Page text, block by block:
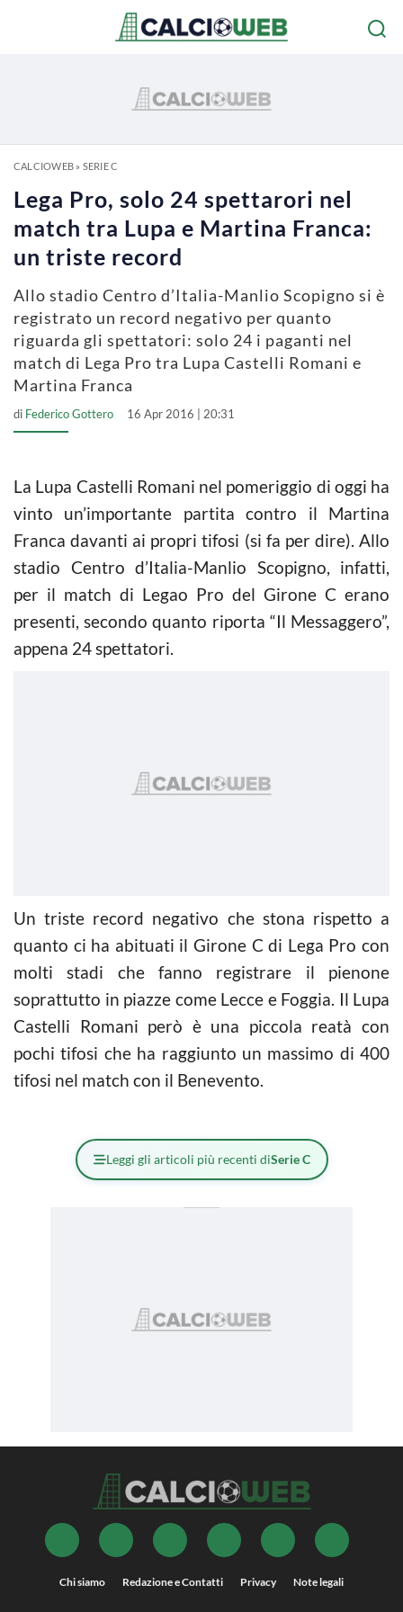
CALCIOWEB» SERIE C
Lega Pro, solo 24 spettarori nel
match tra Lupa e Martina Franca:
un triste record
Allo stadio Centro d’Italia-Manlio Scopigno si è
registrato un record negativo per quanto
riguarda gli spettatori: solo 24 i paganti nel
match di Lega Pro tra Lupa Castelli Romani e
Martina Franca
di Federico Gottero 16 Apr 2016 | 20:31
La Lupa Castelli Romani nel pomeriggio di oggi ha
vinto un’importante partita contro il Martina
Franca davanti ai propri tifosi (si fa per dire). Allo
stadio Centro d’Italia-Manlio Scopigno, infatti,
per il match di Legao Pro del Girone C erano
presenti, secondo quanto riporta “Il Messaggero”,
appena 24 spettatori.
Un triste record negativo che stona rispetto a
quanto ci ha abituati il Girone C di Lega Pro con
molti stadi che fanno registrare il pienone
soprattutto in piazze come Lecce e Foggia. Il Lupa
Castelli Romani però è una piccola reatà con
pochi tifosi che ha raggiunto un massimo di 400
tifosi nel match con il Benevento.
Leggi gli articoli più recenti diSerie C
Chi siamo Redazione e Contatti Privacy Note legali